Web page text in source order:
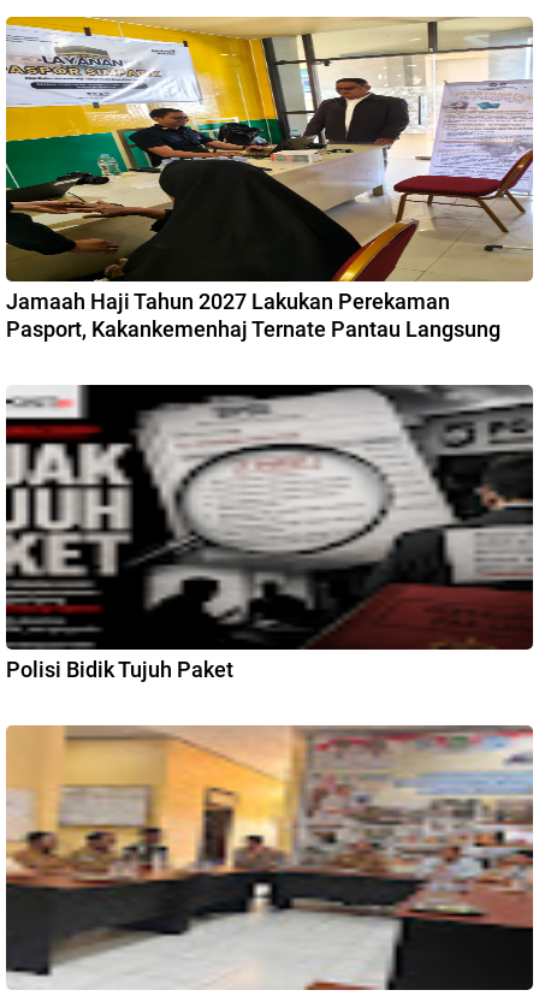
Jamaah Haji Tahun 2027 Lakukan Perekaman
Pasport, Kakankemenhaj Ternate Pantau Langsung
Polisi Bidik Tujuh Paket